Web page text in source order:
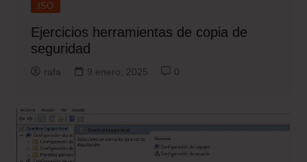
ISO
Ejercicios herramientas de copia de
seguridad
rafa 9 enero, 2025 0